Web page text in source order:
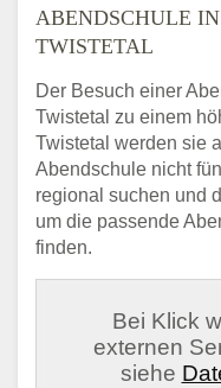
ABENDSCHULE
TWISTETAL
Der Besuch einer
Twistetal zu einem
Twistetal werden sie
Abendschule nicht
regional suchen und
um die passende
finden.
Bei Klick
externen
siehe